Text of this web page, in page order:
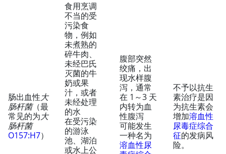
肠出血性大
肠杆菌（最
常见的为大
肠杆菌
O157:H7）
食用烹调
不当的受
污染食
物，例如
未煮熟的
碎牛肉、
未经巴氏
灭菌的牛
奶或果
汁，或者
未经处理
的水
在受污染
的游泳
池、湖泊
或水上公
腹部突然
绞痛，出
现水样腹
泻，通常
在 1～3 天
内转为血
性腹泻
可能发生
一种名为
溶血性尿
不予以抗生
素治疗是因
为抗生素会
增加溶血性
尿毒症综合
征的发病风
险。